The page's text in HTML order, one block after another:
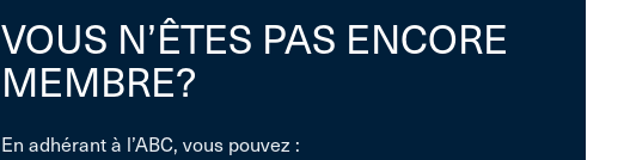
VOUS N’ÊTES PAS ENCORE
MEMBRE?
En adhérant à l’ABC, vous pouvez :